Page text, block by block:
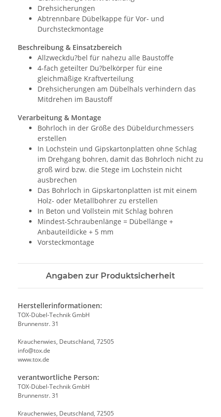
Drehsicherungen
Abtrennbare Dübelkappe für Vor- und
Durchsteckmontage
Beschreibung & Einsatzbereich
Allzweckdu?bel für nahezu alle Baustoffe
4-fach geteilter Du?belkörper für eine
gleichmäßige Kraftverteilung
Drehsicherungen am Dübelhals verhindern das
Mitdrehen im Baustoff
Verarbeitung & Montage
Bohrloch in der Größe des Dübeldurchmessers
erstellen
In Lochstein und Gipskartonplatten ohne Schlag
im Drehgang bohren, damit das Bohrloch nicht zu
groß wird bzw. die Stege im Lochstein nicht
ausbrechen
Das Bohrloch in Gipskartonplatten ist mit einem
Holz- oder Metallbohrer zu erstellen
In Beton und Vollstein mit Schlag bohren
Mindest-Schraubenlänge = Dübellänge +
Anbauteildicke + 5 mm
Vorsteckmontage
Angaben zur Produktsicherheit
Herstellerinformationen:
TOX-Dübel-Technik GmbH
Brunnenstr. 31
Krauchenwies, Deutschland, 72505
info@tox.de
www.tox.de
verantwortliche Person:
TOX-Dübel-Technik GmbH
Brunnenstr. 31
Krauchenwies, Deutschland, 72505